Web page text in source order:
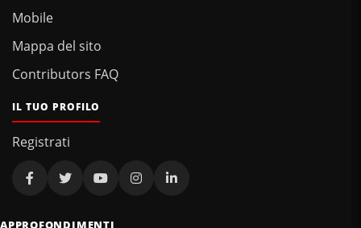
Mobile
Mappa del sito
Contributors FAQ
IL TUO PROFILO
Registrati